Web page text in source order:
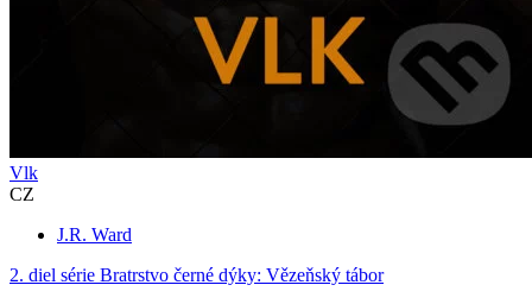
Vlk
CZ
J.R. Ward
2. diel série Bratrstvo černé dýky: Vězeňský tábor